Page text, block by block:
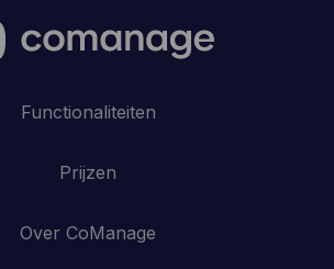
Functionaliteiten
Prijzen
Over CoManage